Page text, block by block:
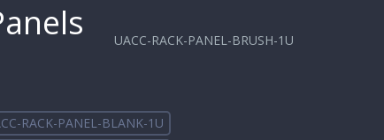
UACC-RACK-PANEL-BRUSH-1U
RACK-PANEL-BLANK-1U